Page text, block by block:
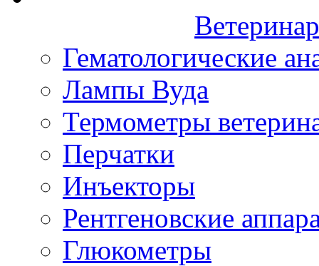
Гематологические
Лампы Вуда
Термометры
Перчатки
Инъекторы
Рентгеновские
Глюкометры